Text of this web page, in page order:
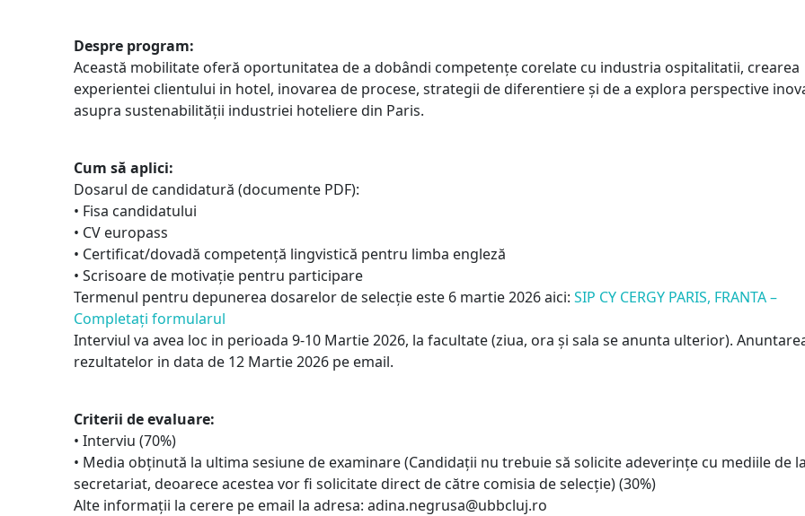
Despre program:
Această mobilitate oferă oportunitatea de a dobândi competențe corelate cu industria ospitalitatii, crearea
experientei clientului in hotel, inovarea de procese, strategii de diferentiere și de a explora perspective
asupra sustenabilității industriei hoteliere din Paris.
Cum să aplici:
Dosarul de candidatură (documente PDF):
• Fisa candidatului
• CV europass
• Certificat/dovadă competență lingvistică pentru limba engleză
• Scrisoare de motivație pentru participare
Termenul pentru depunerea dosarelor de selecție este 6 martie 2026 aici: SIP CY CERGY PARIS, FRANTA –
Completați formularul
Interviul va avea loc in perioada 9-10 Martie 2026, la facultate (ziua, ora și sala se anunta ulterior).
rezultatelor in data de 12 Martie 2026 pe email.
Criterii de evaluare:
• Interviu (70%)
• Media obținută la ultima sesiune de examinare (Candidații nu trebuie să solicite adeverințe cu mediile de la
secretariat, deoarece acestea vor fi solicitate direct de către comisia de selecție) (30%)
Alte informații la cerere pe email la adresa: adina.negrusa@ubbcluj.ro